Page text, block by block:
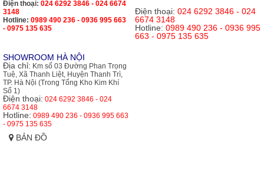
Điện thoại: 024 6292 3846 - 024 6674
3148
Hotline: 0989 490 236 - 0936 995 663
- 0975 135 635
Điện thoại: 024 6292 3846 - 024
6674 3148
Hotline: 0989 490 236 - 0936 995
663 - 0975 135 635
SHOWROOM HÀ NỘI
Địa chỉ: Km số 03 Đường Phan Trọng
Tuệ, Xã Thanh Liệt, Huyện Thanh Trì,
TP. Hà Nội (Trong Tổng Kho Kim Khí
Số 1)
Điện thoại: 024 6292 3846 - 024
6674 3148
Hotline: 0989 490 236 - 0936 995 663
- 0975 135 635
BẢN ĐỒ